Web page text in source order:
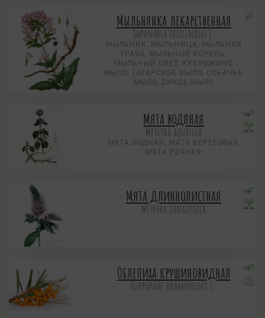
Мыльнянка лекарственная
Saponaria officinalis L.
МЫЛЬНИК, МЫЛЬНИЦА, МЫЛЬНАЯ
ТРАВА, МЫЛЬНЫЙ КОРЕНЬ,
МЫЛЬНЫЙ ЦВЕТ, КУКУШКИНО
МЫЛО, ТАТАРСКОЕ МЫЛО, СОБАЧЬЕ
МЫЛО, ДИКОЕ МЫЛО
Мята водяная
Mentha aquatica
МЯТА ВОДНАЯ, МЯТА БЕРЕГОВАЯ,
МЯТА РЕЧНАЯ
Мята длиннолистная
Mentha longifolia
Облепиха крушиновидная
Hippophae rhamnoides L.